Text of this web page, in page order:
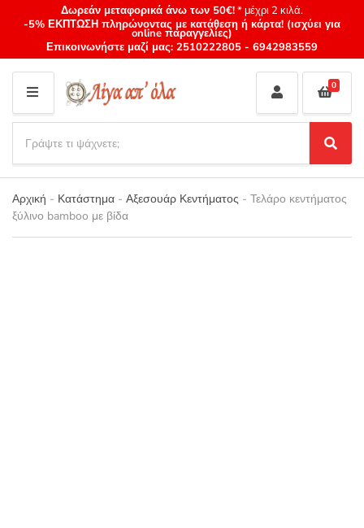
Δωρεάν μεταφορικά άνω των 50€!* μέχρι 2 κιλά.
-5% ΕΚΠΤΩΣΗ πληρώνοντας με κατάθεση ή κάρτα! (ισχύει για
online παραγγελίες)
Επικοινωνήστε μαζί μας: 2510222805 - 6942983559
M
E
N
U
Category
name
a
r
c
h
p
S
e
a
r
0
Αρχική - Κατάστημα - Αξεσουάρ Κεντήματος - Τελάρο κεντήματος
ξύλινο bamboo με βίδα